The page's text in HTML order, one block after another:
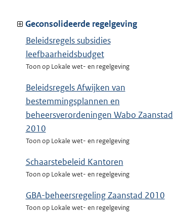
Geconsolideerde regelgeving
Beleidsregels subsidies
leefbaarheidsbudget
Toon op Lokale wet- en regelgeving
Beleidsregels Afwijken van
bestemmingsplannen en
beheersverordeningen Wabo Zaanstad
2010
Toon op Lokale wet- en regelgeving
Schaarstebeleid Kantoren
Toon op Lokale wet- en regelgeving
GBA-beheersregeling Zaanstad 2010
Toon op Lokale wet- en regelgeving